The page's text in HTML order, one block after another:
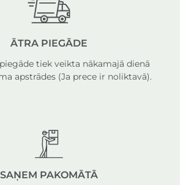
ĀTRA PIEGĀDE
tiek veikta nākamajā dienā
apstrādes (Ja prece ir noliktavā).
SAŅEM PAKOMĀTĀ